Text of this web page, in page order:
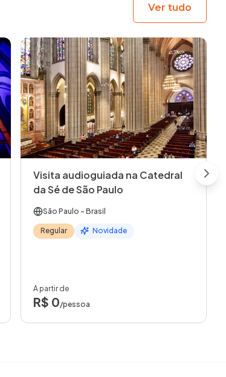
Ver tudo
Visita audioguiada na Catedral
da Sé de São Paulo
São Paulo - Brasil
Regular Novidade
A partir de
R$ 0/pessoa